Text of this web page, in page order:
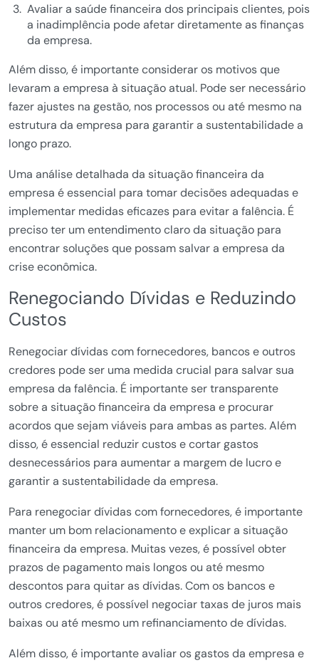
Avaliar a saúde financeira dos principais clientes, pois
a inadimplência pode afetar diretamente as finanças
da empresa.
Além disso, é importante considerar os motivos que
levaram a empresa à situação atual. Pode ser necessário
fazer ajustes na gestão, nos processos ou até mesmo na
estrutura da empresa para garantir a sustentabilidade a
longo prazo.
Uma análise detalhada da situação financeira da
empresa é essencial para tomar decisões adequadas e
implementar medidas eficazes para evitar a falência. É
preciso ter um entendimento claro da situação para
encontrar soluções que possam salvar a empresa da
crise econômica.
Renegociando Dívidas e Reduzindo
Custos
Renegociar dívidas com fornecedores, bancos e outros
credores pode ser uma medida crucial para salvar sua
empresa da falência. É importante ser transparente
sobre a situação financeira da empresa e procurar
acordos que sejam viáveis para ambas as partes. Além
disso, é essencial reduzir custos e cortar gastos
desnecessários para aumentar a margem de lucro e
garantir a sustentabilidade da empresa.
Para renegociar dívidas com fornecedores, é importante
manter um bom relacionamento e explicar a situação
financeira da empresa. Muitas vezes, é possível obter
prazos de pagamento mais longos ou até mesmo
descontos para quitar as dívidas. Com os bancos e
outros credores, é possível negociar taxas de juros mais
baixas ou até mesmo um refinanciamento de dívidas.
Além disso, é importante avaliar os gastos da empresa e